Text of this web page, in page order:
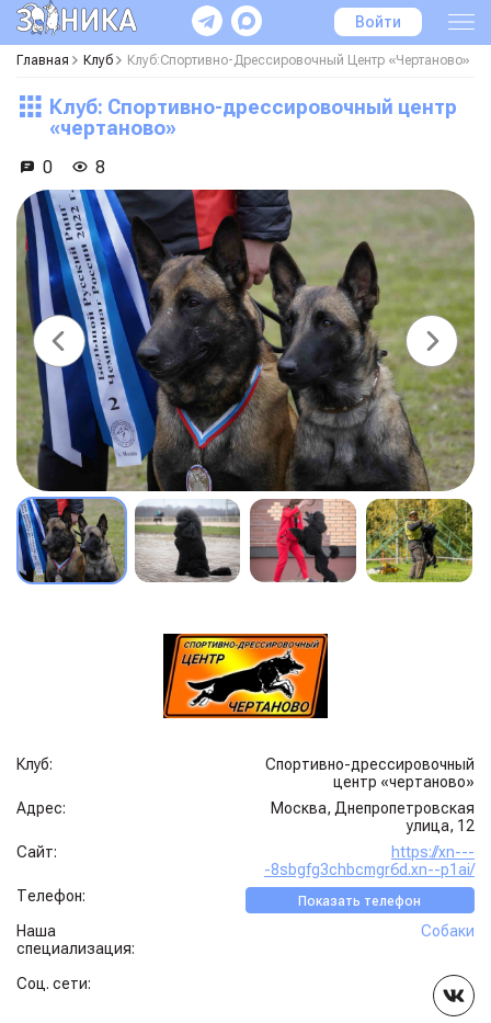
Войти
Главная Клуб Клуб:Спортивно-Дрессировочный Центр «Чертаново»
Клуб: Спортивно-дрессировочный центр
«чертаново»
0 8
Клуб:
Спортивно-дрессировочный
центр «чертаново»
Адрес:
Москва, Днепропетровская
улица, 12
Сайт:
https://xn---
-8sbgfg3chbcmgr6d.xn--p1ai/
Телефон:
Показать телефон
Наша
специализация:
Собаки
Соц. сети: